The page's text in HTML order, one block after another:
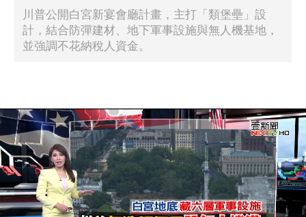
川普公開白宮新宴會廳計畫，主打「類堡壘」設
計，結合防彈建材、地下軍事設施與無人機基地，
並強調不花納稅人資金。